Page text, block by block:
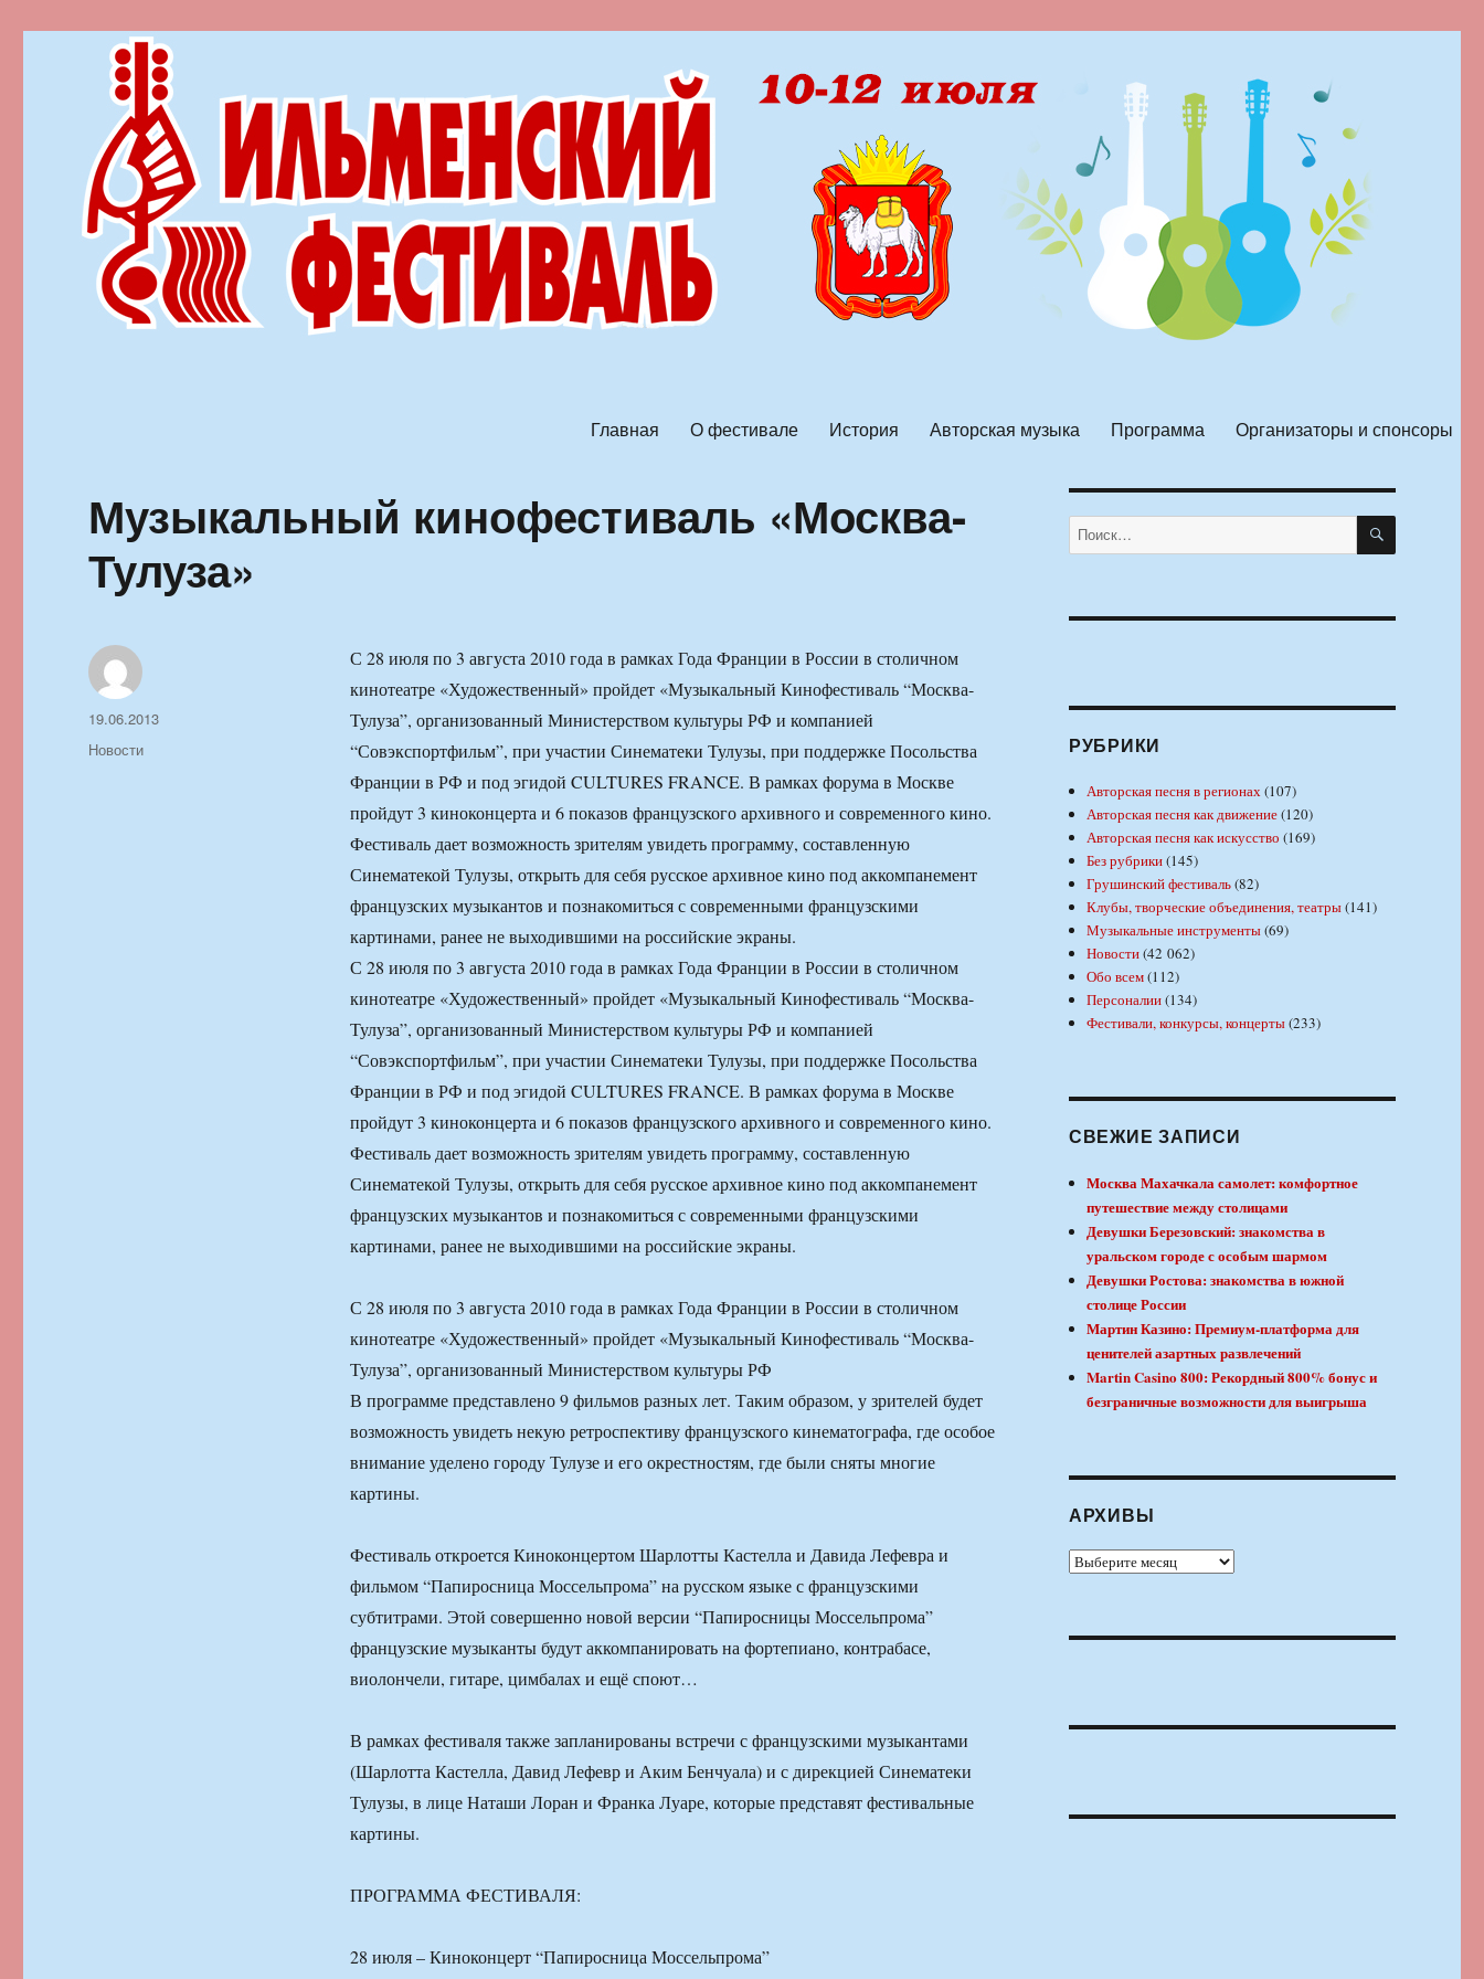
Главная О фестивале История Авторская музыка Программа Организаторы и спонсоры
Музыкальный кинофестиваль «Москва-
Тулуза»
С 28 июля по 3 августа 2010 года в рамках Года Франции в России в столичном
кинотеатре «Художественный» пройдет «Музыкальный Кинофестиваль “Москва-
Тулуза”, организованный Министерством культуры РФ и компанией
“Совэкспортфильм”, при участии Синематеки Тулузы, при поддержке Посольства
Франции в РФ и под эгидой CULTURES FRANCE. В рамках форума в Москве
пройдут 3 киноконцерта и 6 показов французского архивного и современного кино.
Фестиваль дает возможность зрителям увидеть программу, составленную
Синематекой Тулузы, открыть для себя русское архивное кино под аккомпанемент
французских музыкантов и познакомиться с современными французскими
картинами, ранее не выходившими на российские экраны.
С 28 июля по 3 августа 2010 года в рамках Года Франции в России в столичном
кинотеатре «Художественный» пройдет «Музыкальный Кинофестиваль “Москва-
Тулуза”, организованный Министерством культуры РФ и компанией
“Совэкспортфильм”, при участии Синематеки Тулузы, при поддержке Посольства
Франции в РФ и под эгидой CULTURES FRANCE. В рамках форума в Москве
пройдут 3 киноконцерта и 6 показов французского архивного и современного кино.
Фестиваль дает возможность зрителям увидеть программу, составленную
Синематекой Тулузы, открыть для себя русское архивное кино под аккомпанемент
французских музыкантов и познакомиться с современными французскими
картинами, ранее не выходившими на российские экраны.
С 28 июля по 3 августа 2010 года в рамках Года Франции в России в столичном
кинотеатре «Художественный» пройдет «Музыкальный Кинофестиваль “Москва-
Тулуза”, организованный Министерством культуры РФ
В программе представлено 9 фильмов разных лет. Таким образом, у зрителей будет
возможность увидеть некую ретроспективу французского кинематографа, где особое
внимание уделено городу Тулузе и его окрестностям, где были сняты многие
картины.
Фестиваль откроется Киноконцертом Шарлотты Кастелла и Давида Лефевра и
фильмом “Папиросница Моссельпрома” на русском языке с французскими
субтитрами. Этой совершенно новой версии “Папиросницы Моссельпрома”
французские музыканты будут аккомпанировать на фортепиано, контрабасе,
виолончели, гитаре, цимбалах и ещё споют…
В рамках фестиваля также запланированы встречи с французскими музыкантами
(Шарлотта Кастелла, Давид Лефевр и Аким Бенчуала) и с дирекцией Синематеки
Тулузы, в лице Наташи Лоран и Франка Луаре, которые представят фестивальные
картины.
ПРОГРАММА ФЕСТИВАЛЯ:
28 июля – Киноконцерт “Папиросница Моссельпрома”
Автор
Опубликовано
19.06.2013
Рубрики
Новости
Искать: ПОИСК
РУБРИКИ
Авторская песня в регионах(107)
Авторская песня как движение(120)
Авторская песня как искусство (169)
Без рубрики(145)
Грушинский фестиваль(82)
Клубы, творческие объединения, театры(141)
Музыкальные инструменты(69)
Новости(42 062)
Обо всем(112)
Персоналии(134)
Фестивали, конкурсы, концерты(233)
СВЕЖИЕ ЗАПИСИ
Москва Махачкала самолет: комфортное
путешествие между столицами
Девушки Березовский: знакомства в
уральском городе с особым шармом
Девушки Ростова: знакомства в южной
столице России
Мартин Казино: Премиум-платформа для
ценителей азартных развлечений
Martin Casino 800: Рекордный 800% бонус и
безграничные возможности для выигрыша
АРХИВЫ
Архивы